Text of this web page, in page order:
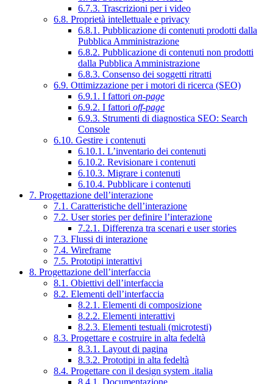
6.7.3. Trascrizioni per i video
6.8. Proprietà intellettuale e privacy
6.8.1. Pubblicazione di contenuti prodotti dalla
Pubblica Amministrazione
6.8.2. Pubblicazione di contenuti non prodotti
dalla Pubblica Amministrazione
6.8.3. Consenso dei soggetti ritratti
6.9. Ottimizzazione per i motori di ricerca (SEO)
6.9.1. I fattori on-page
6.9.2. I fattori off-page
6.9.3. Strumenti di diagnostica SEO: Search
Console
6.10. Gestire i contenuti
6.10.1. L’inventario dei contenuti
6.10.2. Revisionare i contenuti
6.10.3. Migrare i contenuti
6.10.4. Pubblicare i contenuti
7. Progettazione dell’interazione
7.1. Caratteristiche dell’interazione
7.2. User stories per definire l’interazione
7.2.1. Differenza tra scenari e user stories
7.3. Flussi di interazione
7.4. Wireframe
7.5. Prototipi interattivi
8. Progettazione dell’interfaccia
8.1. Obiettivi dell’interfaccia
8.2. Elementi dell’interfaccia
8.2.1. Elementi di composizione
8.2.2. Elementi interattivi
8.2.3. Elementi testuali (microtesti)
8.3. Progettare e costruire in alta fedeltà
8.3.1. Layout di pagina
8.3.2. Prototipi in alta fedeltà
8.4. Progettare con il design system .italia
8.4.1. Documentazione